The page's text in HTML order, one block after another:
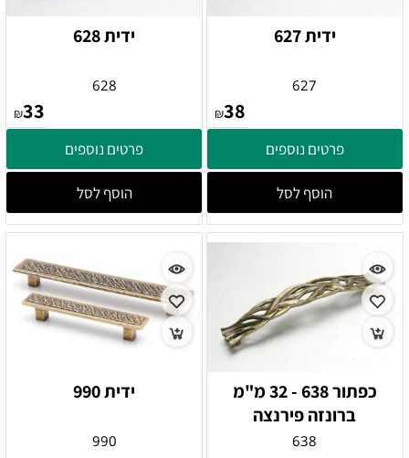
ידית 627
627
₪38
פרטים נוספים
הוסף לסל
ידית 628
628
₪33
פרטים נוספים
הוסף לסל
כפתור 638 - 32 מ"מ
ברונזה פירנצה
638
ידית 990
990